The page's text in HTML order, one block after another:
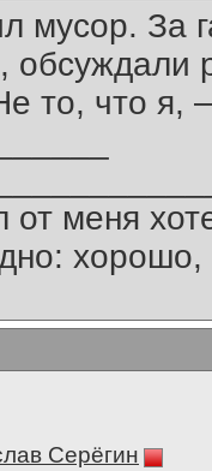
мусор. За
то, что
от меня
Серёгин